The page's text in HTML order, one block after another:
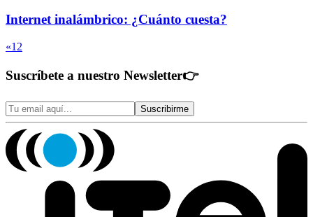
Internet inalámbrico: ¿Cuánto cuesta?
«1 2
Suscríbete a nuestro Newsletter👉
Suscribirme